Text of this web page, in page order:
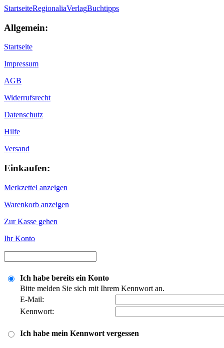
StartseiteRegionaliaVerlagBuchtipps
Allgemein:
Startseite
Impressum
AGB
Widerrufsrecht
Datenschutz
Hilfe
Versand
Einkaufen:
Merkzettel anzeigen
Warenkorb anzeigen
Zur Kasse gehen
Ihr Konto
Ich habe bereits ein Konto
Bitte melden Sie sich mit Ihrem Kennwort an.
E-Mail:
Kennwort:
Ich habe mein Kennwort vergessen